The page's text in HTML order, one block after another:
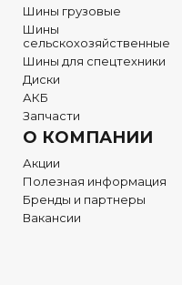
Шины грузовые
Шины
сельскохозяйственные
Шины для спецтехники
Диски
АКБ
Запчасти
О КОМПАНИИ
Акции
Полезная информация
Бренды и партнеры
Вакансии